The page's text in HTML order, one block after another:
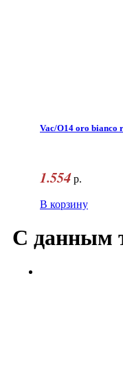
Vac/O14 oro bianco
1.554 р.
В корзину
С данным